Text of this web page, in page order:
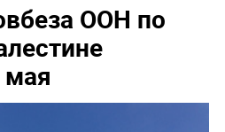
ООН по
мая